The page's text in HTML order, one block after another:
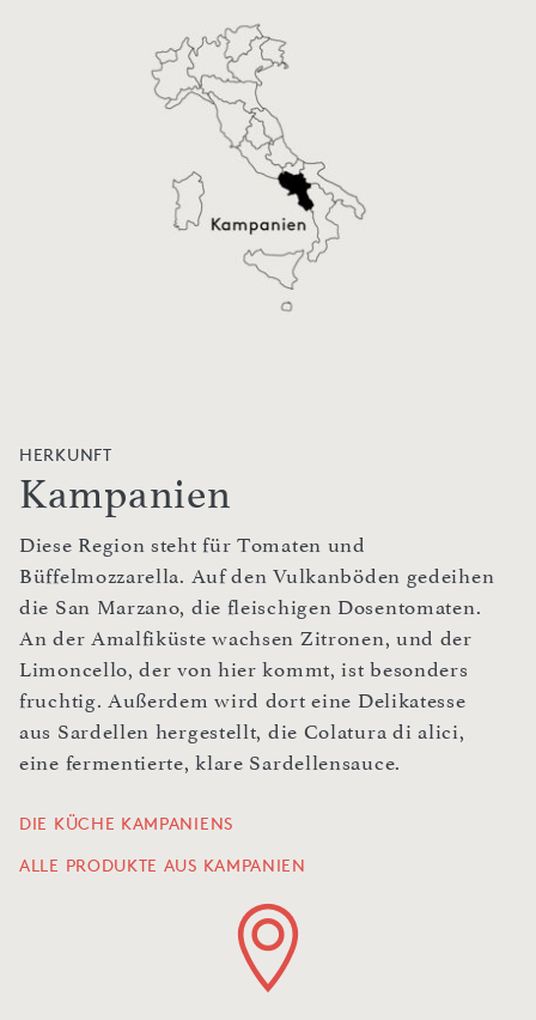
HERKUNFT
Kampanien
Diese Region steht für Tomaten und
Büffelmozzarella. Auf den Vulkanböden gedeihen
die San Marzano, die fleischigen Dosentomaten.
An der Amalfiküste wachsen Zitronen, und der
Limoncello, der von hier kommt, ist besonders
fruchtig. Außerdem wird dort eine Delikatesse
aus Sardellen hergestellt, die Colatura di alici,
eine fermentierte, klare Sardellensauce.
DIE KÜCHE KAMPANIENS
ALLE PRODUKTE AUS KAMPANIEN